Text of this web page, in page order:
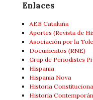
Enlaces
AEB Cataluña
Aportes (Revista de
Asociación por la
Documentos (RNE)
Grup de Periodistes
Hispania
Hispania Nova
Historia
Historia